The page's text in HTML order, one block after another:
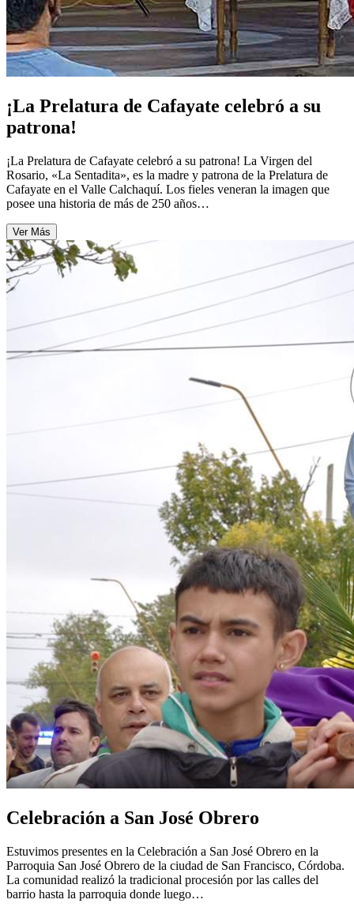
¡La Prelatura de Cafayate celebró a su
patrona!
¡La Prelatura de Cafayate celebró a su patrona! La Virgen del
Rosario, «La Sentadita», es la madre y patrona de la Prelatura de
Cafayate en el Valle Calchaquí. Los fieles veneran la imagen que
posee una historia de más de 250 años…
Ver Más
Celebración a San José Obrero
Estuvimos presentes en la Celebración a San José Obrero en la
Parroquia San José Obrero de la ciudad de San Francisco, Córdoba.
La comunidad realizó la tradicional procesión por las calles del
barrio hasta la parroquia donde luego…